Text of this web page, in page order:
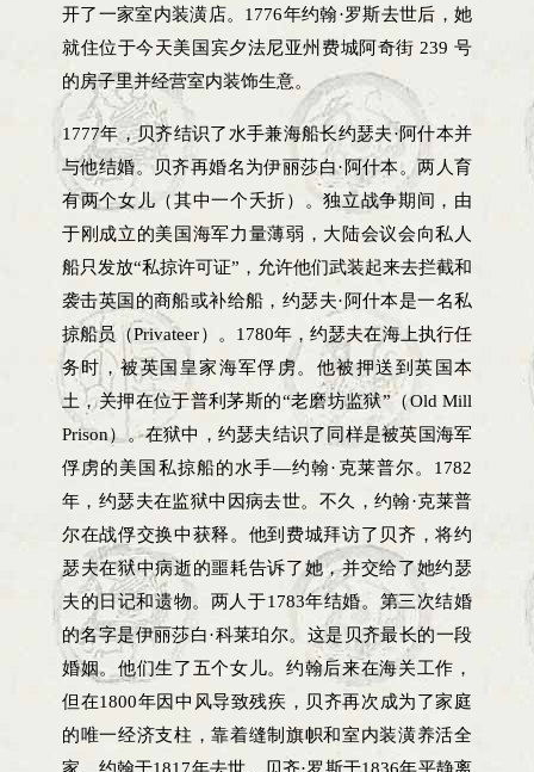
开了一家室内装潢店。1776年约翰·罗斯去世后，她
就住位于今天美国宾夕法尼亚州费城阿奇街 239 号
的房子里并经营室内装饰生意。
1777年，贝齐结识了水手兼海船长约瑟夫·阿什本并
与他结婚。贝齐再婚名为伊丽莎白·阿什本。两人育
有两个女儿（其中一个夭折）。独立战争期间，由
于刚成立的美国海军力量薄弱，大陆会议会向私人
船只发放“私掠许可证”，允许他们武装起来去拦截和
袭击英国的商船或补给船，约瑟夫·阿什本是一名私
掠船员（Privateer）。1780年，约瑟夫在海上执行任
务时，被英国皇家海军俘虏。他被押送到英国本
土，关押在位于普利茅斯的“老磨坊监狱”（Old Mill
Prison）。在狱中，约瑟夫结识了同样是被英国海军
俘虏的美国私掠船的水手—约翰·克莱普尔。1782
年，约瑟夫在监狱中因病去世。不久，约翰·克莱普
尔在战俘交换中获释。他到费城拜访了贝齐，将约
瑟夫在狱中病逝的噩耗告诉了她，并交给了她约瑟
夫的日记和遗物。两人于1783年结婚。第三次结婚
的名字是伊丽莎白·科莱珀尔。这是贝齐最长的一段
婚姻。他们生了五个女儿。约翰后来在海关工作，
但在1800年因中风导致残疾，贝齐再次成为了家庭
的唯一经济支柱，靠着缝制旗帜和室内装潢养活全
家。约翰于1817年去世。贝齐·罗斯于1836年平静离